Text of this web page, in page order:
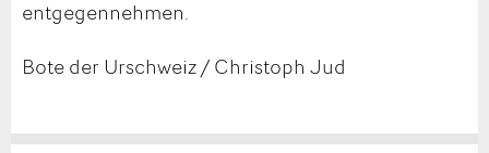
entgegennehmen.
Bote der Urschweiz / Christoph Jud